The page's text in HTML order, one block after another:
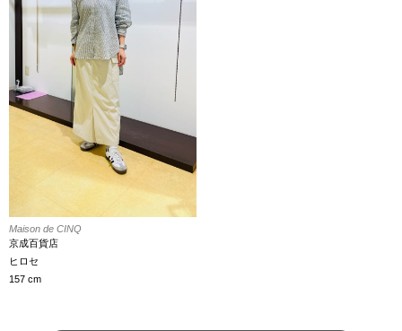
Maison de CINQ
京成百貨店
ヒロセ
157 cm